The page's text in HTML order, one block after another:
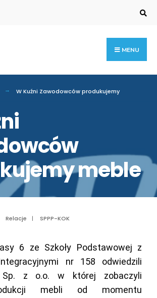
MENU
W Kuźni Zawodowców produkujemy
meble
Relacje | SPPP-KOK
6 ze Szkoły Podstawowej z
nr 158 odwiedzili
z o.o. w której zobaczyli
mebli od momentu